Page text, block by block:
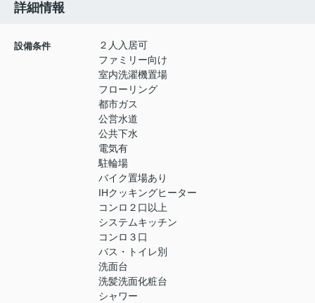
詳細情報
設備条件
２人入居可
ファミリー向け
室内洗濯機置場
フローリング
都市ガス
公営水道
公共下水
電気有
駐輪場
バイク置場あり
IHクッキングヒーター
コンロ２口以上
システムキッチン
コンロ３口
バス・トイレ別
洗面台
洗髪洗面化粧台
シャワー